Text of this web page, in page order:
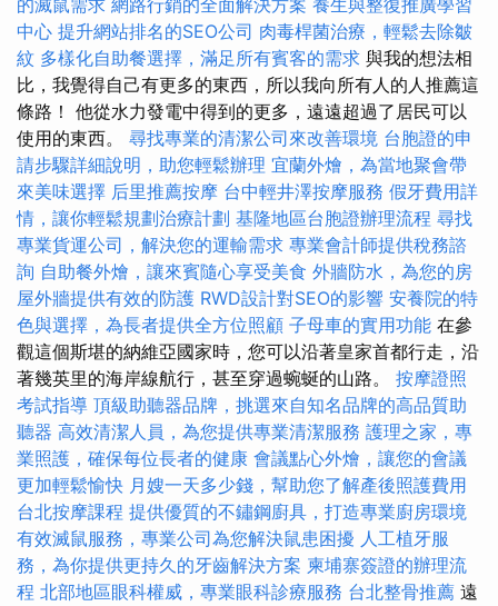
的滅鼠需求 網路行銷的全面解決方案 養生與整復推廣學習
中心 提升網站排名的SEO公司 肉毒桿菌治療，輕鬆去除皺
紋 多樣化自助餐選擇，滿足所有賓客的需求 與我的想法相
比，我覺得自己有更多的東西，所以我向所有人的人推薦這
條路！ 他從水力發電中得到的更多，遠遠超過了居民可以
使用的東西。 尋找專業的清潔公司來改善環境 台胞證的申
請步驟詳細說明，助您輕鬆辦理 宜蘭外燴，為當地聚會帶
來美味選擇 后里推薦按摩 台中輕井澤按摩服務 假牙費用詳
情，讓你輕鬆規劃治療計劃 基隆地區台胞證辦理流程 尋找
專業貨運公司，解決您的運輸需求 專業會計師提供稅務諮
詢 自助餐外燴，讓來賓隨心享受美食 外牆防水，為您的房
屋外牆提供有效的防護 RWD設計對SEO的影響 安養院的特
色與選擇，為長者提供全方位照顧 子母車的實用功能 在參
觀這個斯堪的納維亞國家時，您可以沿著皇家首都行走，沿
著幾英里的海岸線航行，甚至穿過蜿蜒的山路。 按摩證照
考試指導 頂級助聽器品牌，挑選來自知名品牌的高品質助
聽器 高效清潔人員，為您提供專業清潔服務 護理之家，專
業照護，確保每位長者的健康 會議點心外燴，讓您的會議
更加輕鬆愉快 月嫂一天多少錢，幫助您了解產後照護費用
台北按摩課程 提供優質的不鏽鋼廚具，打造專業廚房環境
有效滅鼠服務，專業公司為您解決鼠患困擾 人工植牙服
務，為你提供更持久的牙齒解決方案 柬埔寨簽證的辦理流
程 北部地區眼科權威，專業眼科診療服務 台北整骨推薦 遠